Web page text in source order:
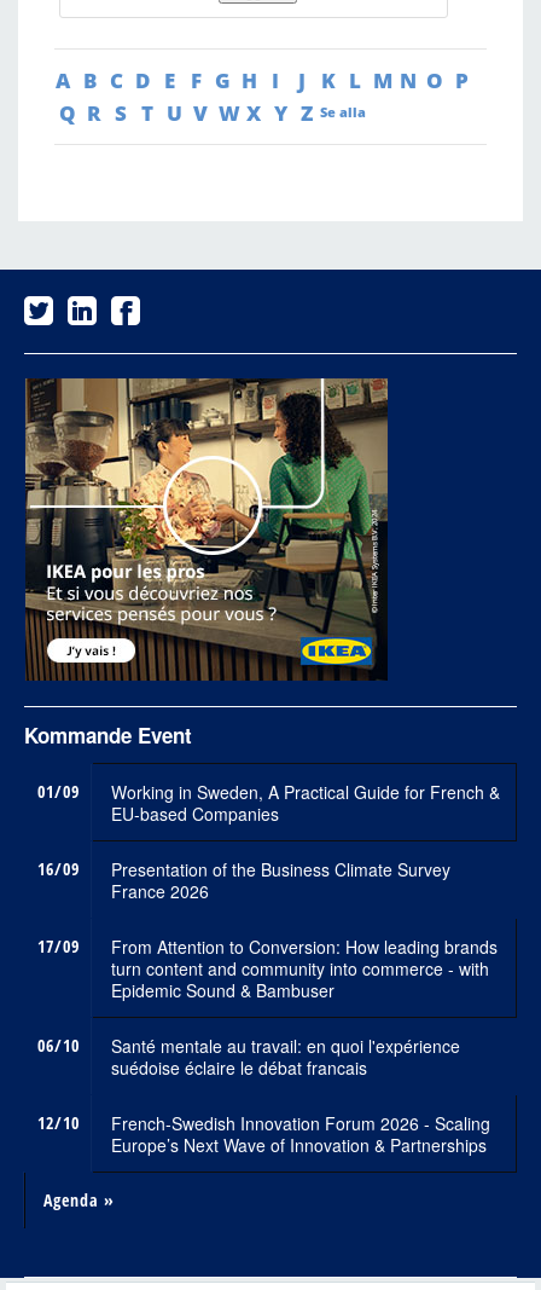
A B C D E F G H I J K L M N O P
Q R S T U V W X Y Z Se alla
Kommande Event
01/09
Working in Sweden, A Practical Guide for French &
EU-based Companies
16/09
Presentation of the Business Climate Survey
France 2026
17/09
From Attention to Conversion: How leading brands
turn content and community into commerce - with
Epidemic Sound & Bambuser
06/10
Santé mentale au travail: en quoi l'expérience
suédoise éclaire le débat francais
12/10
French-Swedish Innovation Forum 2026 - Scaling
Europe’s Next Wave of Innovation & Partnerships
Agenda »